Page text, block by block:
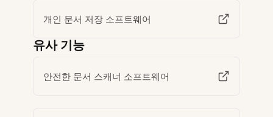
개인 문서 저장 소프트웨어
유사 기능
안전한 문서 스캐너 소프트웨어